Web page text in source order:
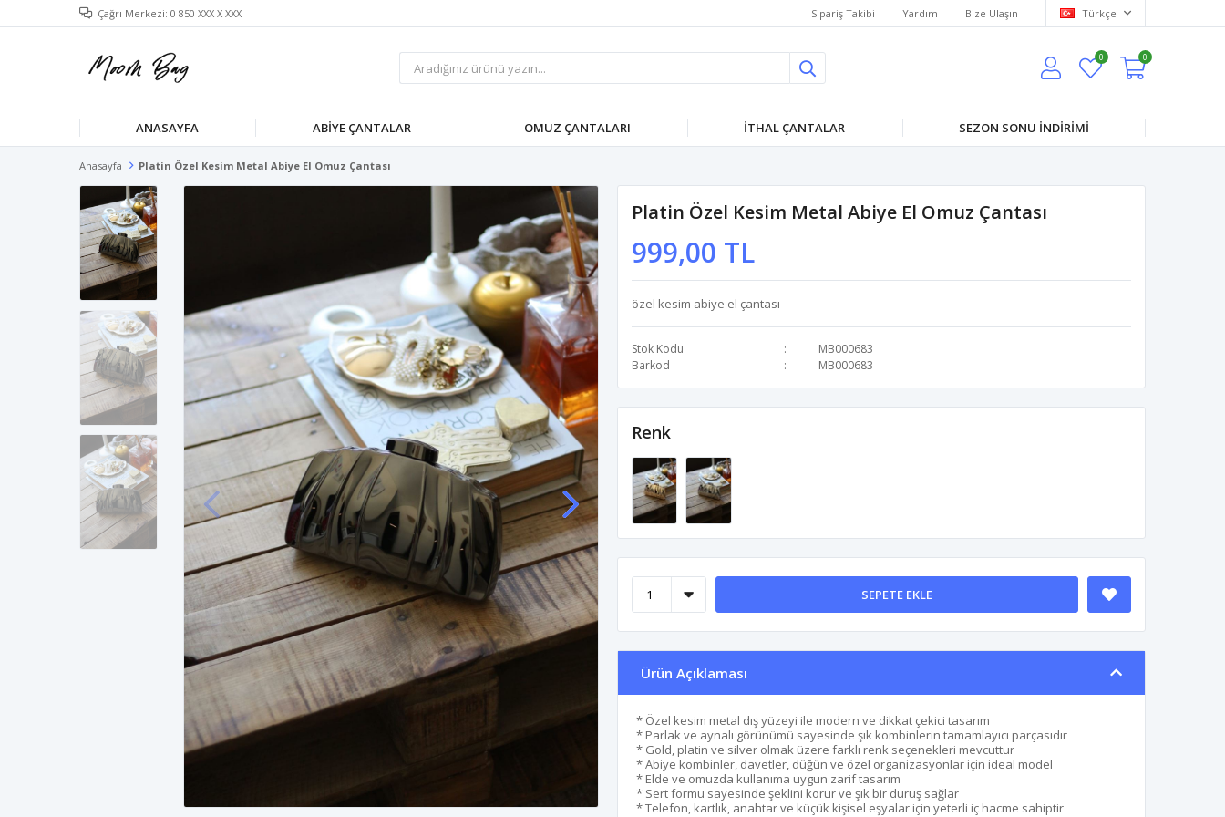
Çağrı Merkezi: 0 850 XXX X XXX Sipariş Takibi Yardım Bize Ulaşın Türkçe
0 0
ANASAYFA ABIYE ÇANTALAR OMUZ ÇANTALARI İTHAL ÇANTALAR SEZON SONU İNDIRIMI
Anasayfa Platin Özel Kesim Metal Abiye El Omuz Çantası
Platin Özel Kesim Metal Abiye El Omuz Çantası
999,00 TL
özel kesim abiye el çantası
Stok Kodu
MB000683
Barkod
MB000683
Renk
SEPETE EKLE
Ürün Açıklaması
* Özel kesim metal dış yüzeyi ile modern ve dikkat çekici tasarım
* Parlak ve aynalı görünümü sayesinde şık kombinlerin tamamlayıcı parçasıdır
* Gold, platin ve silver olmak üzere farklı renk seçenekleri mevcuttur
* Abiye kombinler, davetler, düğün ve özel organizasyonlar için ideal model
* Elde ve omuzda kullanıma uygun zarif tasarım
* Sert formu sayesinde şeklini korur ve şık bir duruş sağlar
* Telefon, kartlık, anahtar ve küçük kişisel eşyalar için yeterli iç hacme sahiptir